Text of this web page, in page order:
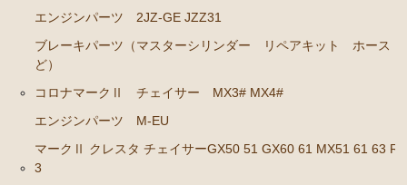
エンジンパーツ 2JZ-GE JZS133 JZS135
エンジンパーツ 1JZ-GE JZS131 JZS130G
エンジンパーツ 1G-GZE
エンジンパーツ 1G-GE
エンジンパーツ 1G-FE
エンジンパーツ 1G-E
エンジンパーツ 2JZ-GE JZZ31
ブレーキパーツ（マスターシリンダー リペアキット ホース
ど）
コロナマークⅡ チェイサー MX3# MX4#
エンジンパーツ M-EU
マークⅡ クレスタ チェイサーGX50 51 GX60 61 MX51 61 63
3